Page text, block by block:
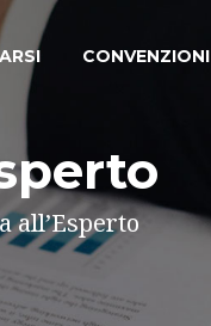
CONVENZIONI
all’Esperto